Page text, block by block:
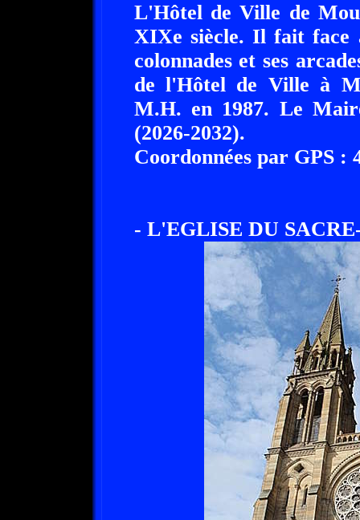
L'Hôtel de Ville de
XIXe siècle. Il fait face
colonnades et ses
de l'Hôtel de Ville à
M.H. en 1987. Le
(2026-2032).
Coordonnées par GPS :
- L'EGLISE DU